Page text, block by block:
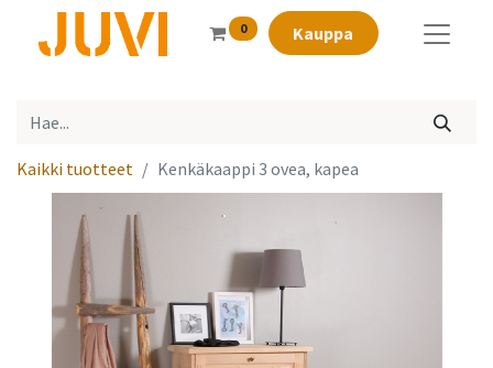
0 Kauppa
Kaikki tuotteet Kenkäkaappi 3 ovea, kapea